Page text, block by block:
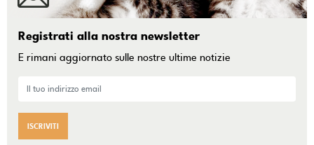
Registrati alla nostra newsletter
E rimani aggiornato sulle nostre ultime notizie
ISCRIVITI